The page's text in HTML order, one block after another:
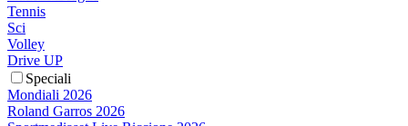
Tennis
Sci
Volley
Drive UP
Speciali
Mondiali 2026
Roland Garros 2026